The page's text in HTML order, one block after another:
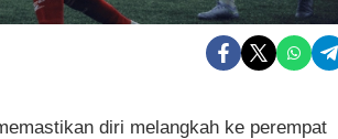
diri melangkah ke perempat